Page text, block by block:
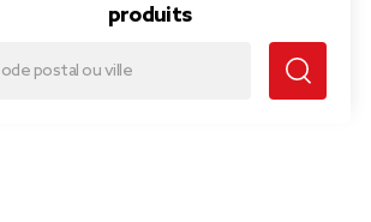
produits
gourmand
Pêche 100ml